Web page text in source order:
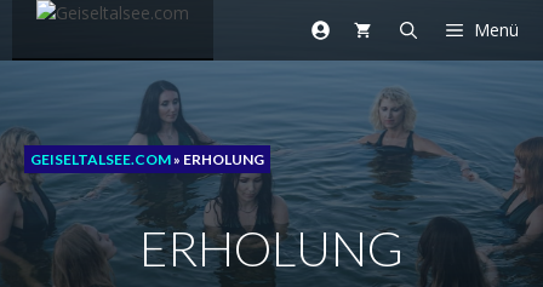
Zum
Menü
GEISELTALSEE.COM» ERHOLUNG
ERHOLUNG